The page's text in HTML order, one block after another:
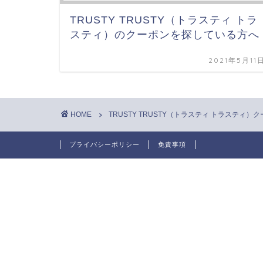
TRUSTY TRUSTY（トラスティ トラ
スティ）のクーポンを探している方へ
2021年5月11日
HOME TRUSTY TRUSTY（トラスティ トラスティ）ク
プライバシーポリシー 免責事項